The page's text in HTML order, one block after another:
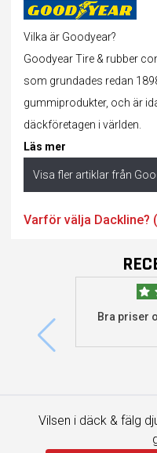
Vilka är Goodyear?
Goodyear Tire & rubber
som grundades redan
gummiprodukter, och är
däckföretagen i världen.
Läs mer
Visa fler artiklar från
Varför välja Dackline?
Bra priser
Vilsen i däck & fälg